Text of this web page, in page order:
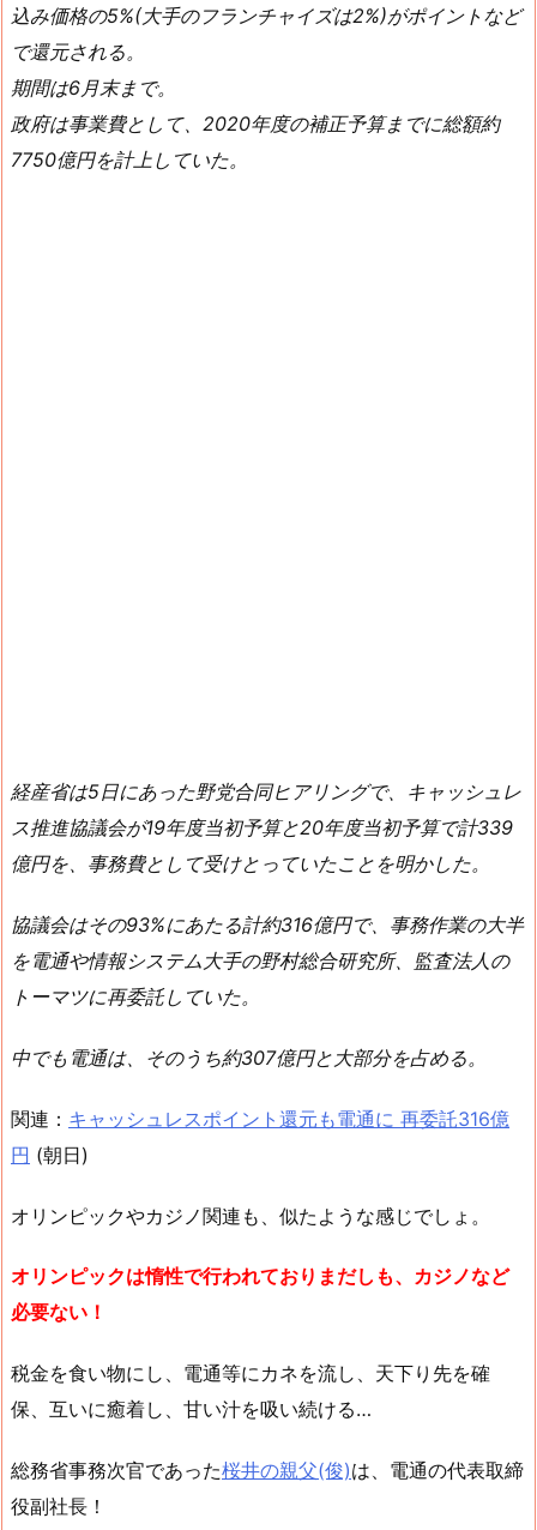
込み価格の5%(大手のフランチャイズは2%)がポイントなど
で還元される。
期間は6月末まで。
政府は事業費として、2020年度の補正予算までに総額約
7750億円を計上していた。
経産省は5日にあった野党合同ヒアリングで、キャッシュレ
ス推進協議会が19年度当初予算と20年度当初予算で計339
億円を、事務費として受けとっていたことを明かした。
協議会はその93%にあたる計約316億円で、事務作業の大半
を電通や情報システム大手の野村総合研究所、監査法人の
トーマツに再委託していた。
中でも電通は、そのうち約307億円と大部分を占める。
関連： キャッシュレスポイント還元も電通に 再委託316億
円 (朝日)
オリンピックやカジノ関連も、似たような感じでしょ。
オリンピックは惰性で行われておりまだしも、カジノなど
必要ない！
税金を食い物にし、電通等にカネを流し、天下り先を確
保、互いに癒着し、甘い汁を吸い続ける…
総務省事務次官であった桜井の親父(俊)は、電通の代表取締
役副社長！